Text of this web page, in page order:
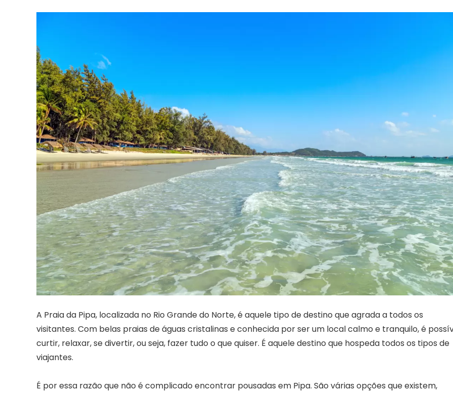
A Praia da Pipa, localizada no Rio Grande do Norte, é aquele tipo de destino que agrada a todos os
visitantes. Com belas praias de águas cristalinas e conhecida por ser um local calmo e tranquilo, é
curtir, relaxar, se divertir, ou seja, fazer tudo o que quiser. É aquele destino que hospeda todos os tipos de
viajantes.
É por essa razão que não é complicado encontrar pousadas em Pipa. São várias opções que existem,